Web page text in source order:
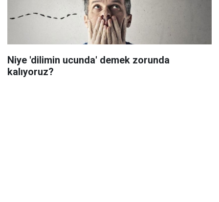
Niye 'dilimin ucunda' demek zorunda
kalıyoruz?